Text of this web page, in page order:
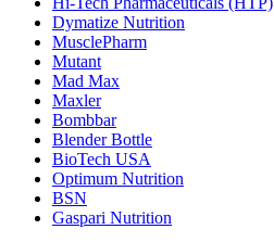
Dymatize Nutrition
MusclePharm
Mutant
Mad Max
Maxler
Bombbar
Blender Bottle
BioTech USA
Optimum Nutrition
BSN
Gaspari Nutrition